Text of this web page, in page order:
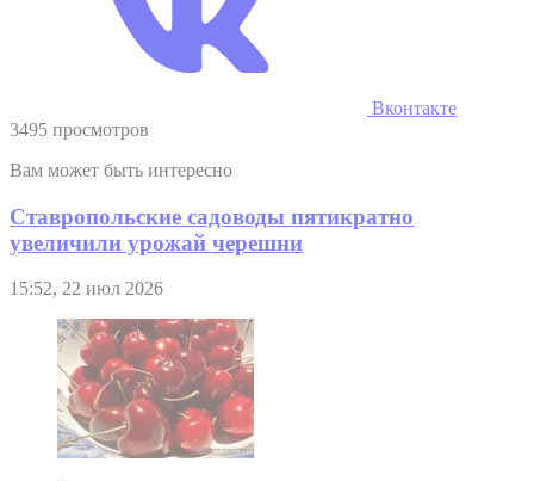
Вконтакте
3495 просмотров
Вам может быть интересно
Ставропольские садоводы пятикратно
увеличили урожай черешни
15:52, 22 июл 2026